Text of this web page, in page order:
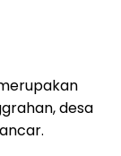
desa